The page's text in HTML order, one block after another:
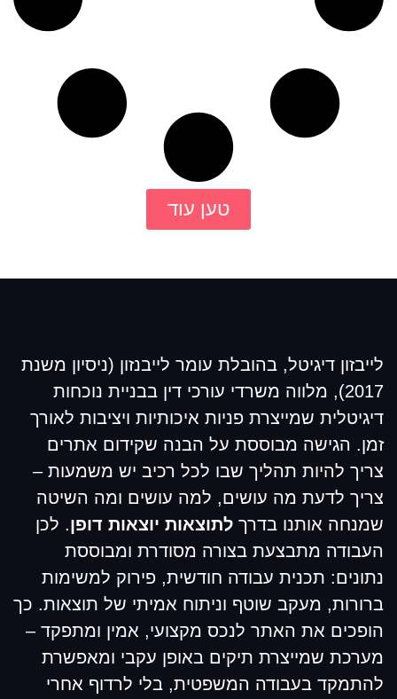
טען עוד
לייבזון דיגיטל, בהובלת עומר לייבנזון (ניסיון משנת
2017), מלווה משרדי עורכי דין בבניית נוכחות
דיגיטלית שמייצרת פניות איכותיות ויציבות לאורך
זמן. הגישה מבוססת על הבנה שקידום אתרים
צריך להיות תהליך שבו לכל רכיב יש משמעות –
צריך לדעת מה עושים, למה עושים ומה השיטה
שמנחה אותנו בדרךלתוצאות יוצאות דופן. לכן
העבודה מתבצעת בצורה מסודרת ומבוססת
נתונים: תכנית עבודה חודשית, פירוק למשימות
ברורות, מעקב שוטף וניתוח אמיתי של תוצאות. כך
הופכים את האתר לנכס מקצועי, אמין ומתפקד –
מערכת שמייצרת תיקים באופן עקבי ומאפשרת
להתמקד בעבודה המשפטית, בלי לרדוף אחרי